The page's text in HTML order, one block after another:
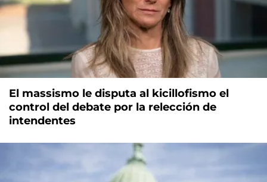
El massismo le disputa al kicillofismo el
control del debate por la relección de
intendentes